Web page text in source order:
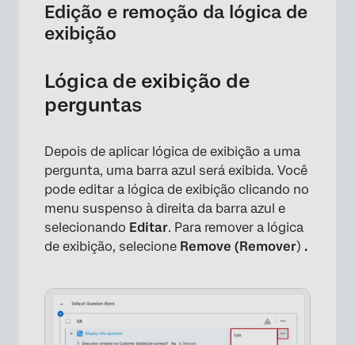
Edição e remoção da lógica de
exibição
Lógica de exibição de
perguntas
Depois de aplicar lógica de exibição a uma
pergunta, uma barra azul será exibida. Você
pode editar a lógica de exibição clicando no
menu suspenso à direita da barra azul e
selecionando Editar. Para remover a lógica
de exibição, selecione Remove (Remover) .